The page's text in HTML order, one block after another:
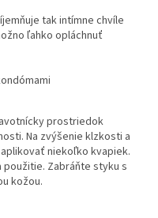
tak intímne chvíle
ľahko opláchnuť
prostriedok
Na zvýšenie klzkosti a
niekoľko kvapiek.
Zabráňte styku s
kožou.